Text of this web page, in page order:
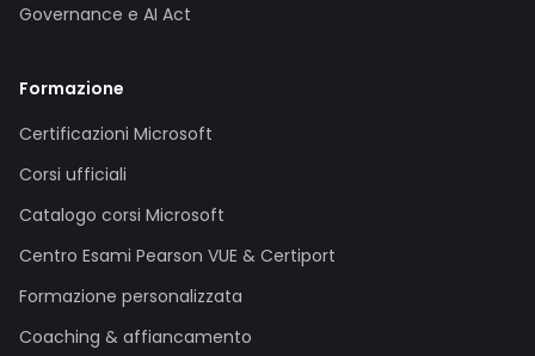
Governance e AI Act
Formazione
Certificazioni Microsoft
Corsi ufficiali
Catalogo corsi Microsoft
Centro Esami Pearson VUE & Certiport
Formazione personalizzata
Coaching & affiancamento